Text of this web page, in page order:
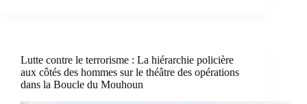
Lutte contre le terrorisme : La hiérarchie policière
aux côtés des hommes sur le théâtre des opérations
dans la Boucle du Mouhoun